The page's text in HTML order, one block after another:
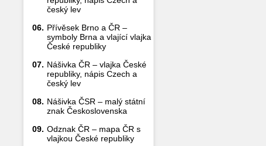
český lev
06. Přívěsek Brno a ČR –
symboly Brna a vlající vlajka
České republiky
07. Nášivka ČR – vlajka České
republiky, nápis Czech a
český lev
08. Nášivka ČSR – malý státní
znak Československa
09. Odznak ČR – mapa ČR s
vlajkou České republiky